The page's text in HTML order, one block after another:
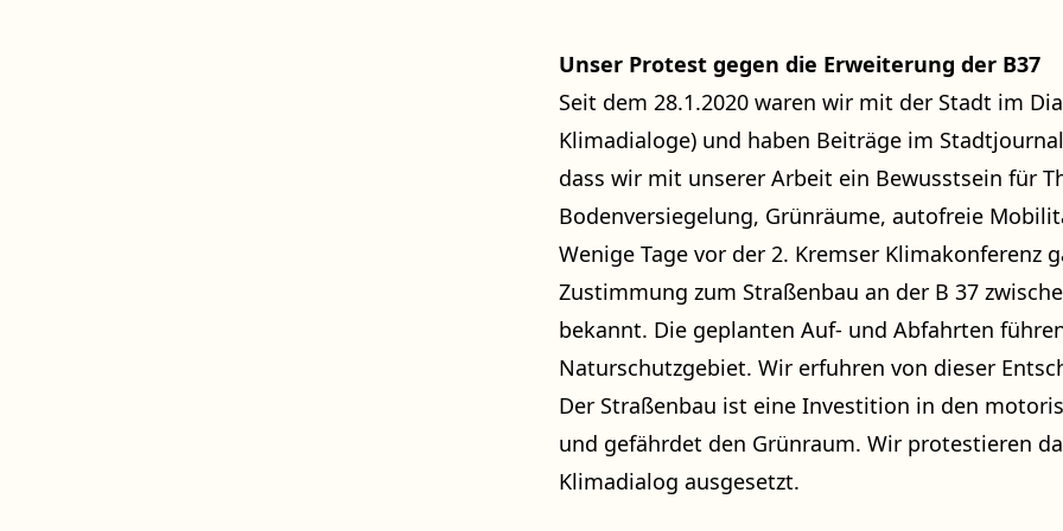
Unser Protest gegen die Erweiterung der B37
Seit dem 28.1.2020 waren wir mit der Stadt im
Klimadialoge) und haben Beiträge im
dass wir mit unserer Arbeit ein Bewusstsein für
Bodenversiegelung, Grünräume, autofreie
Wenige Tage vor der 2. Kremser Klimakonferenz
Zustimmung zum Straßenbau an der B 37
bekannt. Die geplanten Auf- und Abfahrten
Naturschutzgebiet. Wir erfuhren von dieser
Der Straßenbau ist eine Investition in den
und gefährdet den Grünraum. Wir protestieren
Klimadialog ausgesetzt.